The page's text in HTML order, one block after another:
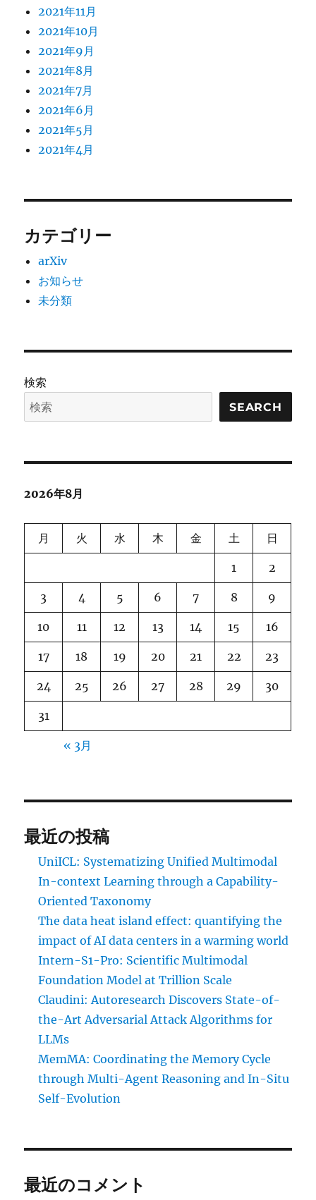
2021年11月
2021年10月
2021年9月
2021年8月
2021年7月
2021年6月
2021年5月
2021年4月
カテゴリー
arXiv
お知らせ
未分類
検索
SEARCH
2026年8月
月 火 水 木 金 土 日
1 2
3 4 5 6 7 8 9
10 11 12 13 14 15 16
17 18 19 20 21 22 23
24 25 26 27 28 29 30
31
« 3月
最近の投稿
UniICL: Systematizing Unified Multimodal
In-context Learning through a Capability-
Oriented Taxonomy
The data heat island effect: quantifying the
impact of AI data centers in a warming world
Intern-S1-Pro: Scientific Multimodal
Foundation Model at Trillion Scale
Claudini: Autoresearch Discovers State-of-
the-Art Adversarial Attack Algorithms for
LLMs
MemMA: Coordinating the Memory Cycle
through Multi-Agent Reasoning and In-Situ
Self-Evolution
最近のコメント